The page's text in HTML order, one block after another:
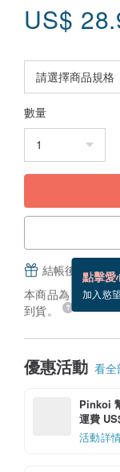
US$
數量
點擊愛
加入慾
結帳後填寫並
本商品為「接單
到貨。
優惠活動 看全
Pinkoi
運費
活動詳